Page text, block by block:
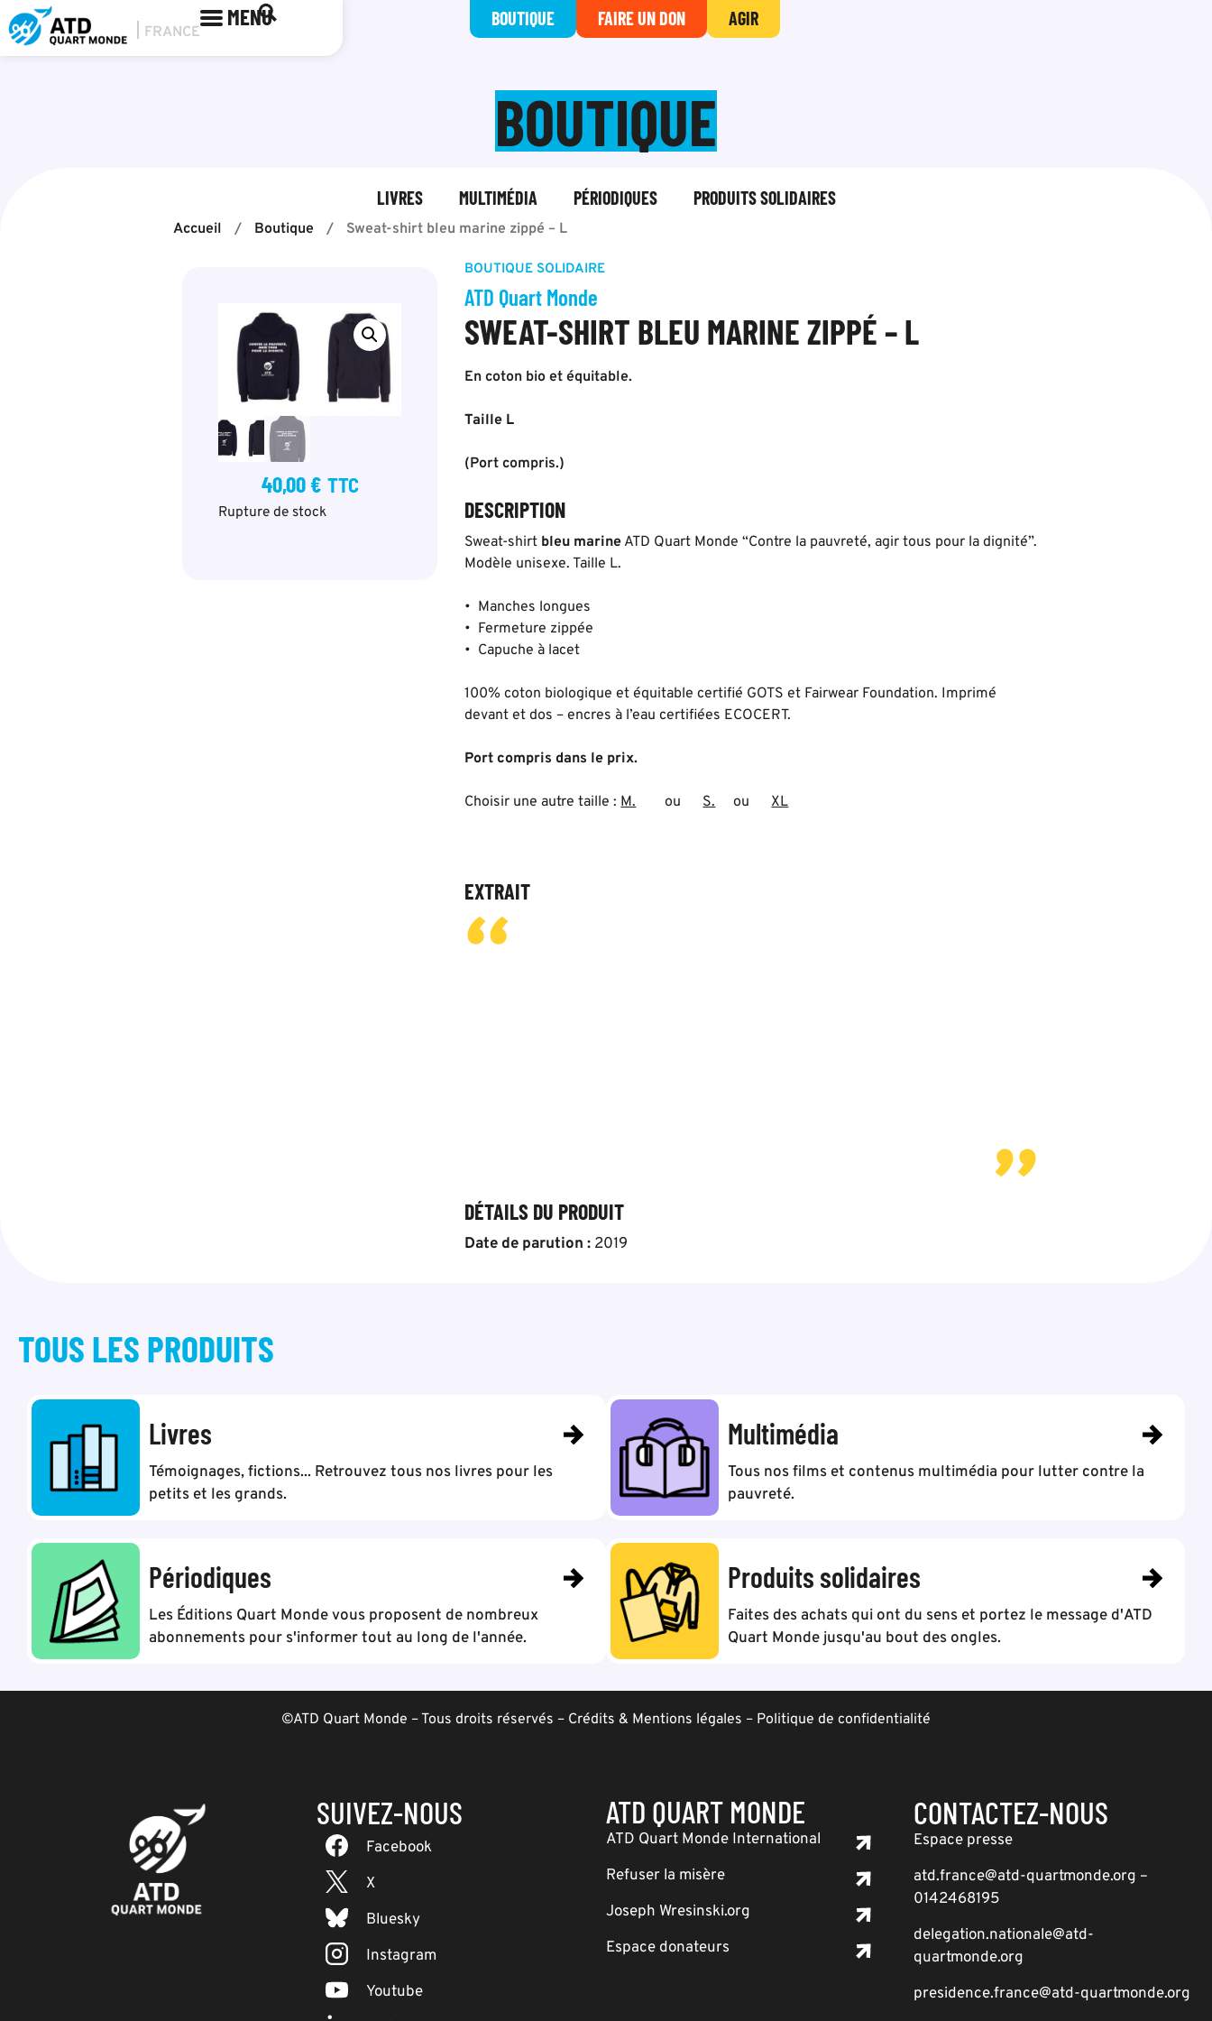
MENU BOUTIQUE FAIRE UN DON AGIR
BOUTIQUE
LIVRES MULTIMÉDIA PÉRIODIQUES PRODUITS SOLIDAIRES
Accueil / Boutique / Sweat-shirt bleu marine zippé – L
40,00€ TTC
Rupture de stock
BOUTIQUE SOLIDAIRE
ATD Quart Monde
SWEAT-SHIRT BLEU MARINE ZIPPÉ – L
En coton bio et équitable.
Taille L
(Port compris.)
DESCRIPTION
Sweat-shirt bleu marine ATD Quart Monde “Contre la pauvreté, agir tous pour la dignité”.
Modèle unisexe. Taille L.
• Manches longues
• Fermeture zippée
• Capuche à lacet
100% coton biologique et équitable certifié GOTS et Fairwear Foundation. Imprimé
devant et dos – encres à l’eau certifiées ECOCERT.
Port compris dans le prix.
Choisir une autre taille :M.ouS.ouXL
EXTRAIT
DÉTAILS DU PRODUIT
Date de parution : 2019
TOUS LES PRODUITS
Livres
Témoignages, fictions... Retrouvez tous nos livres pour les
petits et les grands.
Multimédia
Tous nos films et contenus multimédia pour lutter contre la
pauvreté.
Périodiques
Les Éditions Quart Monde vous proposent de nombreux
abonnements pour s'informer tout au long de l'année.
Produits solidaires
Faites des achats qui ont du sens et portez le message d'ATD
Quart Monde jusqu'au bout des ongles.
©ATD Quart Monde – Tous droits réservés – Crédits & Mentions légales – Politique de confidentialité
SUIVEZ-NOUS
Facebook
X
Bluesky
Instagram
Youtube
ATD QUART MONDE
ATD Quart Monde International
Refuser la misère
Joseph Wresinski.org
Espace donateurs
CONTACTEZ-NOUS
Espace presse
atd.france@atd-quartmonde.org –
0142468195
delegation.nationale@atd-
quartmonde.org
presidence.france@atd-quartmonde.org